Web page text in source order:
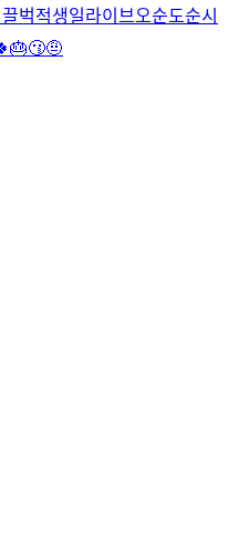
벅적생일라이브 오순도순시
😗🤨